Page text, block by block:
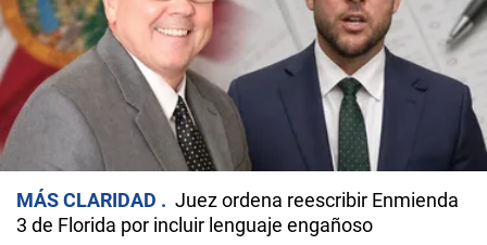
MÁS CLARIDAD
Juez ordena reescribir Enmienda
3 de Florida por incluir lenguaje engañoso